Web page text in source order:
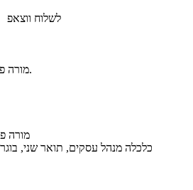
לשלוח ווצאפ
מורה
כלכלה מנהל עסקים, תואר שני,